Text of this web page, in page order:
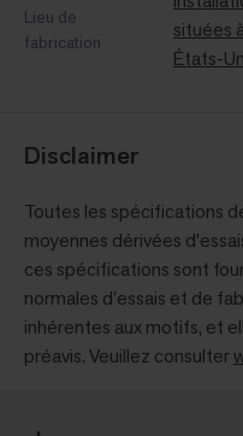
Lieu de
fabrication
situées
États-
Disclaimer
Toutes les spécifications
moyennes dérivées
ces spécifications sont
normales d'essais et de
inhérentes aux motifs, et
préavis. Veuillez consulter